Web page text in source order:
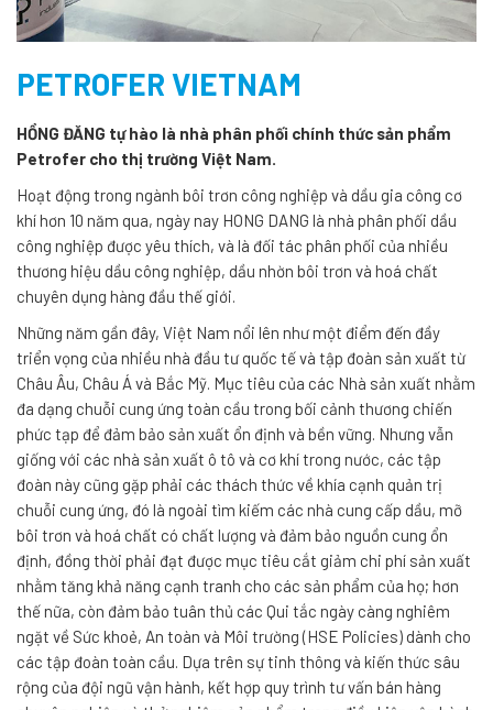
PETROFER VIETNAM
HỒNG ĐĂNG tự hào là nhà phân phối chính thức sản phẩm
Petrofer cho thị trường Việt Nam.
Hoạt động trong ngành bôi trơn công nghiệp và dầu gia công cơ
khí hơn 10 năm qua, ngày nay HONG DANG là nhà phân phối dầu
công nghiệp được yêu thích, và là đối tác phân phối của nhiều
thương hiệu dầu công nghiệp, dầu nhờn bôi trơn và hoá chất
chuyên dụng hàng đầu thế giới.
Những năm gần đây, Việt Nam nổi lên như một điểm đến đầy
triển vọng của nhiều nhà đầu tư quốc tế và tập đoàn sản xuất từ
Châu Âu, Châu Á và Bắc Mỹ. Mục tiêu của các Nhà sản xuất nhằm
đa dạng chuỗi cung ứng toàn cầu trong bối cảnh thương chiến
phức tạp để đảm bảo sản xuất ổn định và bền vững. Nhưng vẫn
giống với các nhà sản xuất ô tô và cơ khí trong nước, các tập
đoàn này cũng gặp phải các thách thức về khía cạnh quản trị
chuỗi cung ứng, đó là ngoài tìm kiếm các nhà cung cấp dầu, mỡ
bôi trơn và hoá chất có chất lượng và đảm bảo nguồn cung ổn
định, đồng thời phải đạt được mục tiêu cắt giảm chi phí sản xuất
nhằm tăng khả năng cạnh tranh cho các sản phẩm của họ; hơn
thế nữa, còn đảm bảo tuân thủ các Qui tắc ngày càng nghiêm
ngặt về Sức khoẻ, An toàn và Môi trường (HSE Policies) dành cho
các tập đoàn toàn cầu. Dựa trên sự tinh thông và kiến thức sâu
rộng của đội ngũ vận hành, kết hợp quy trình tư vấn bán hàng